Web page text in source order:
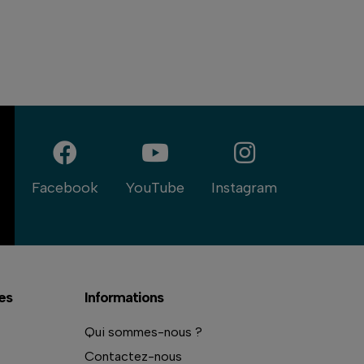
Facebook YouTube Instagram
Informations
Qui sommes-nous ?
Contactez-nous